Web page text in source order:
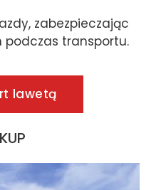
zabezpieczając
podczas transportu.
lawetą